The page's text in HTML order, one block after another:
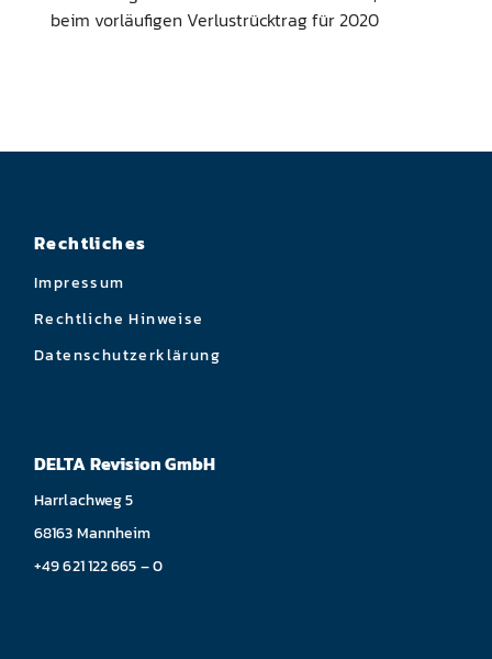
beim vorläufigen Verlustrücktrag für 2020
Rechtliches
Impressum
Rechtliche Hinweise
Datenschutzerklärung
DELTA Revision GmbH
Harrlachweg 5
68163 Mannheim
+49 621 122 665 – 0